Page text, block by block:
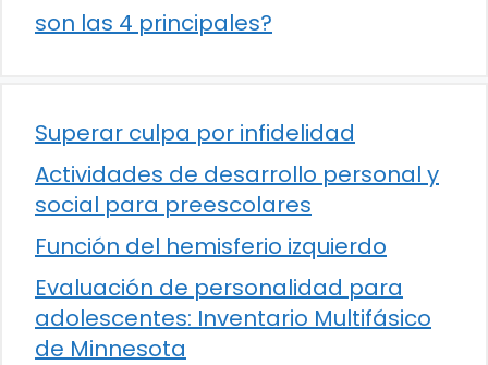
son las 4 principales?
Superar culpa por infidelidad
Actividades de desarrollo personal y
social para preescolares
Función del hemisferio izquierdo
Evaluación de personalidad para
adolescentes: Inventario Multifásico
de Minnesota